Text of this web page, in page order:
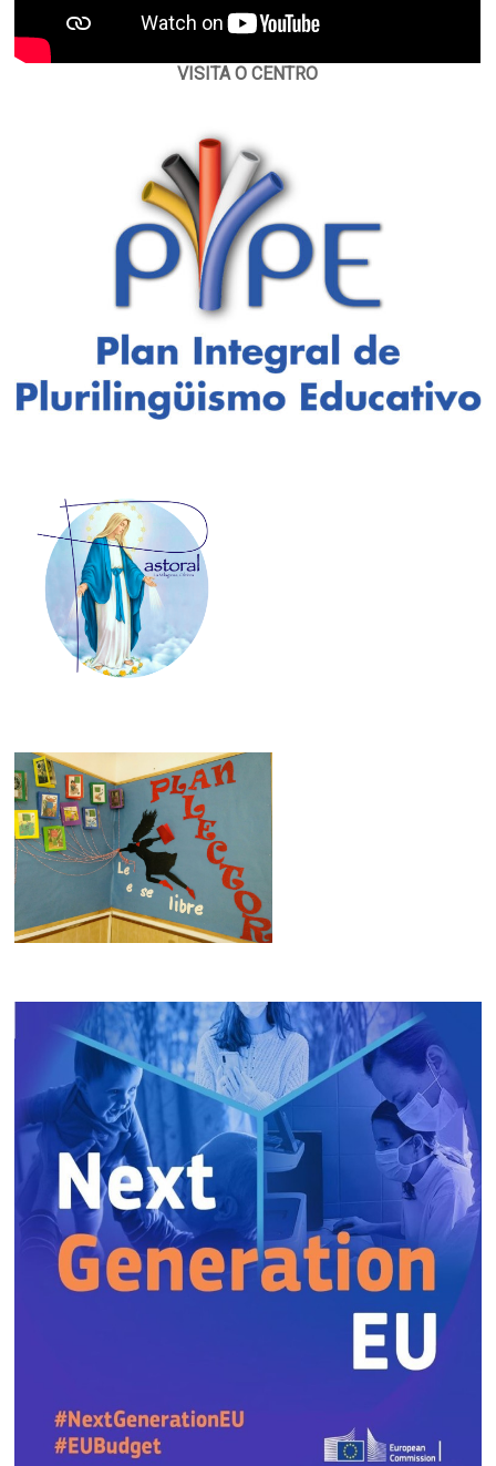
VISITA O CENTRO